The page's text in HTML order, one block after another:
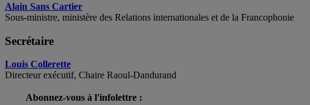
Alain Sans Cartier
Sous-ministre, ministère des Relations internationales et de la Francophonie
Secrétaire
Louis Collerette
Directeur exécutif, Chaire Raoul-Dandurand
Abonnez-vous à l'infolettre :